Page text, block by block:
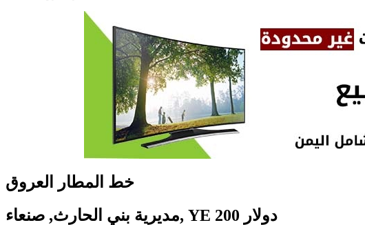
خط المطار العروق
مديرية بني الحارث, صنعاء, YE
200 دولار